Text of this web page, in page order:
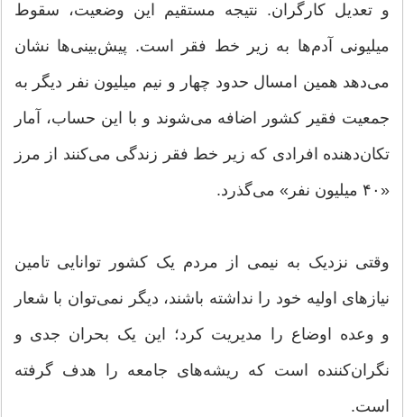
و تعدیل کارگران. نتیجه مستقیم این وضعیت، سقوط
میلیونی آدم‌ها به زیر خط فقر است. پیش‌بینی‌ها نشان
می‌دهد همین امسال حدود چهار و نیم میلیون نفر دیگر به
جمعیت فقیر کشور اضافه می‌شوند و با این حساب، آمار
تکان‌دهنده افرادی که زیر خط فقر زندگی می‌کنند از مرز
«۴۰ میلیون نفر» می‌گذرد.
وقتی نزدیک به نیمی از مردم یک کشور توانایی تامین
نیاز‌های اولیه خود را نداشته باشند، دیگر نمی‌توان با شعار
و وعده اوضاع را مدیریت کرد؛ این یک بحران جدی و
نگران‌کننده است که ریشه‌های جامعه را هدف گرفته
است.